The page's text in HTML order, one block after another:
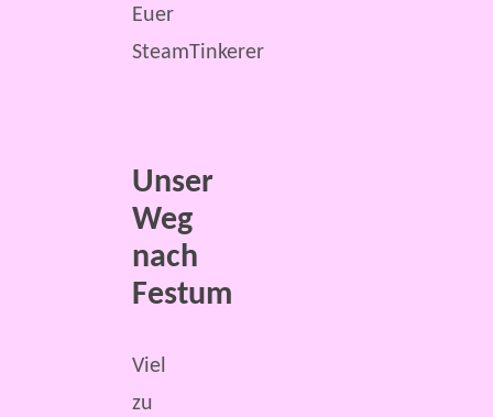
Euer
SteamTinkerer
Unser
Weg
nach
Festum
Viel
zu